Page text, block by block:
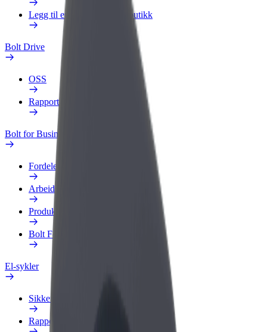
Legg til en restaurant eller butikk
Bolt Drive
OSS
Rapporter et kjøretøy
Bolt for Business
Fordeler
Arbeidsprofil
Produkter
Bolt Food for bedrifter
El-sykler
Sikkerhetslab
Rapporter et problem